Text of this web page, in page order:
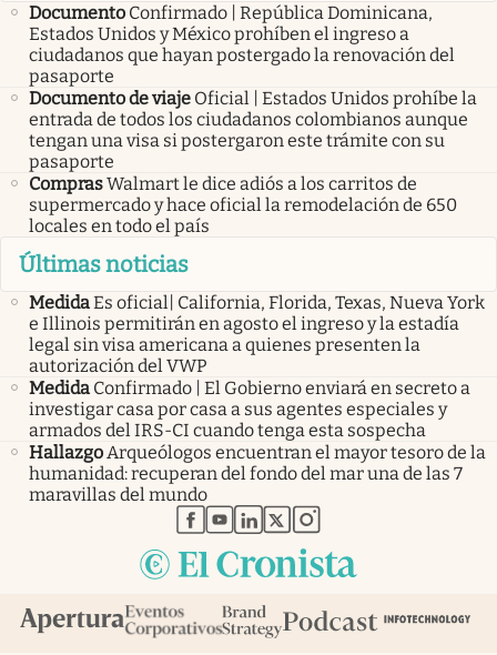
Documento Confirmado | República Dominicana,
Estados Unidos y México prohíben el ingreso a
ciudadanos que hayan postergado la renovación del
pasaporte
Documento de viaje Oficial | Estados Unidos prohíbe la
entrada de todos los ciudadanos colombianos aunque
tengan una visa si postergaron este trámite con su
pasaporte
ComprasWalmart le dice adiós a los carritos de
supermercado y hace oficial la remodelación de 650
locales en todo el país
Últimas noticias
MedidaEs oficial| California, Florida, Texas, Nueva York
e Illinois permitirán en agosto el ingreso y la estadía
legal sin visa americana a quienes presenten la
autorización del VWP
Medida Confirmado | El Gobierno enviará en secreto a
investigar casa por casa a sus agentes especiales y
armados del IRS-CI cuando tenga esta sospecha
HallazgoArqueólogos encuentran el mayor tesoro de la
humanidad: recuperan del fondo del mar una de las 7
maravillas del mundo
abre en nueva pestaña
abre en nueva pestaña
abre en nueva pestaña
abre en nueva pestaña
abre en nueva pestaña